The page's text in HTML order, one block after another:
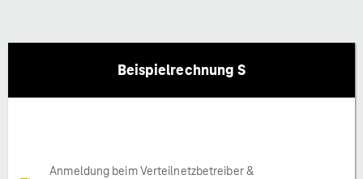
Beispielrechnung S
Anmeldung beim Verteilnetzbetreiber &